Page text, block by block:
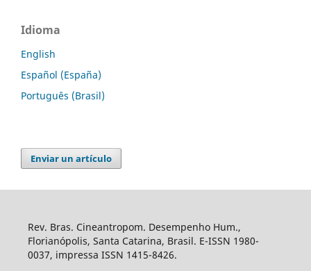
Idioma
English
Español (España)
Português (Brasil)
Enviar un artículo
Rev. Bras. Cineantropom. Desempenho Hum.,
Florianópolis, Santa Catarina, Brasil. E-ISSN 1980-
0037, impressa ISSN 1415-8426.